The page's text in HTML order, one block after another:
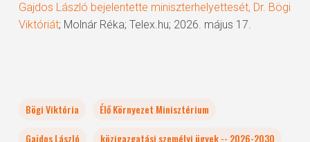
Gajdos László bejelentette miniszterhelyettesét, Dr. Bögi
Viktóriát; Molnár Réka; Telex.hu; 2026. május 17.
Bögi Viktória
Élő Környezet Minisztérium
Gajdos László
közigazgatási személyi ügyek -- 2026-2030